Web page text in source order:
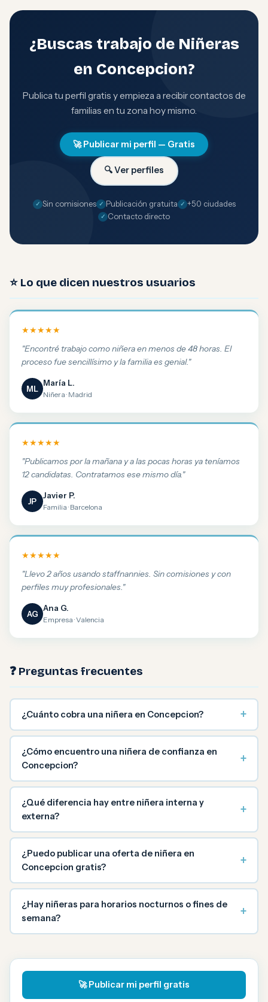
¿Buscas trabajo de Niñeras
en Concepcion?
Publica tu perfil gratis y empieza a recibir contactos de
familias en tu zona hoy mismo.
🚀 Publicar mi perfil — Gratis
🔍 Ver perfiles
Sin comisiones Publicación gratuita
+50 ciudades
Contacto directo
⭐ Lo que dicen nuestros usuarios
★★★★★
"Encontré trabajo como niñera en menos de 48 horas. El
proceso fue sencillísimo y la familia es genial."
ML
María L.
Niñera · Madrid
★★★★★
"Publicamos por la mañana y a las pocas horas ya teníamos
12 candidatas. Contratamos ese mismo día."
JP
Javier P.
Familia · Barcelona
★★★★★
"Llevo 2 años usando staffnannies. Sin comisiones y con
perfiles muy profesionales."
AG
Ana G.
Empresa · Valencia
❓ Preguntas frecuentes
¿Cuánto cobra una niñera en Concepcion? +
¿Cómo encuentro una niñera de confianza en
Concepcion?
+
¿Qué diferencia hay entre niñera interna y
externa?
+
¿Puedo publicar una oferta de niñera en
Concepcion gratis?
+
¿Hay niñeras para horarios nocturnos o fines de
semana?
+
🚀 Publicar mi perfil gratis